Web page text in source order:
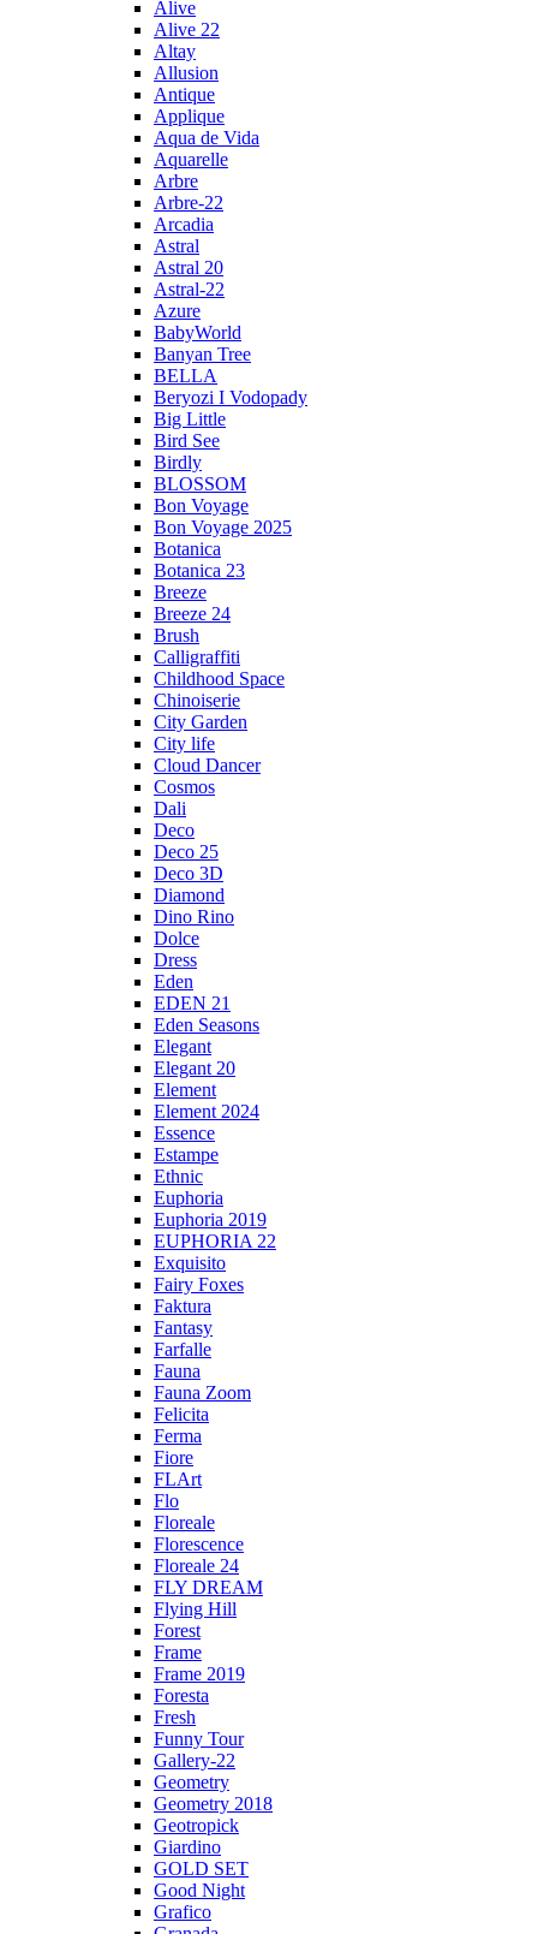
Alive
Alive 22
Altay
Allusion
Antique
Applique
Aqua de Vida
Aquarelle
Arbre
Arbre-22
Arcadia
Astral
Astral 20
Astral-22
Azure
BabyWorld
Banyan Tree
BELLA
Beryozi I Vodopady
Big Little
Bird See
Birdly
BLOSSOM
Bon Voyage
Bon Voyage 2025
Botanica
Botanica 23
Breeze
Breeze 24
Brush
Calligraffiti
Childhood Space
Chinoiserie
City Garden
City life
Cloud Dancer
Cosmos
Dali
Deco
Deco 25
Deco 3D
Diamond
Dino Rino
Dolce
Dress
Eden
EDEN 21
Eden Seasons
Elegant
Elegant 20
Element
Element 2024
Essence
Estampe
Ethnic
Euphoria
Euphoria 2019
EUPHORIA 22
Exquisito
Fairy Foxes
Faktura
Fantasy
Farfalle
Fauna
Fauna Zoom
Felicita
Ferma
Fiore
FLArt
Flo
Floreale
Florescence
Floreale 24
FLY DREAM
Flying Hill
Forest
Frame
Frame 2019
Foresta
Fresh
Funny Tour
Gallery-22
Geometry
Geometry 2018
Geotropick
Giardino
GOLD SET
Good Night
Grafico